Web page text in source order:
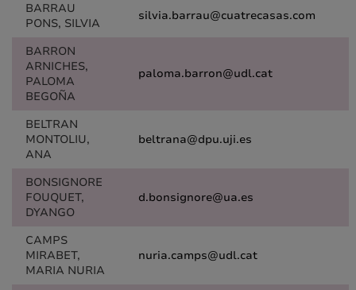
BARRAU
PONS, SILVIA
silvia.barrau@cuatrecasas.com
BARRON
ARNICHES,
PALOMA
BEGOÑA
paloma.barron@udl.cat
BELTRAN
MONTOLIU,
ANA
beltrana@dpu.uji.es
BONSIGNORE
FOUQUET,
DYANGO
d.bonsignore@ua.es
CAMPS
MIRABET,
MARIA NURIA
nuria.camps@udl.cat